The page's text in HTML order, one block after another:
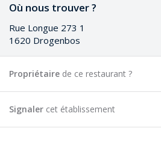
Où nous trouver ?
Rue Longue 273 1
1620 Drogenbos
Propriétaire de ce restaurant ?
Signaler cet établissement